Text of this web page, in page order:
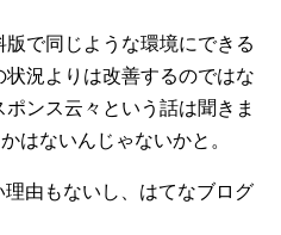
で同じような環境にできる
況よりは改善するのではな
ンス云々という話は聞きま
はないんじゃないかと。
由もないし、はてなブログ